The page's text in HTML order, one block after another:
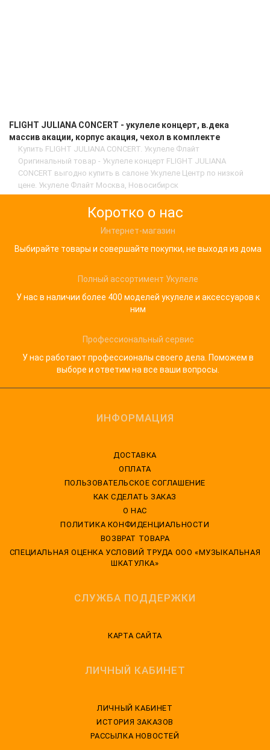
FLIGHT JULIANA CONCERT - укулеле концерт, в.дека
массив акации, корпус акация, чехол в комплекте
Купить FLIGHT JULIANA CONCERT. Укулеле Флайт
Оригинальный товар - Укулеле концерт FLIGHT JULIANA
CONCERT выгодно купить в салоне Укулеле Центр по низкой
цене. Укулеле Флайт Москва, Новосибирск
Коротко о нас
Интернет-магазин
Выбирайте товары и совершайте покупки, не выходя из дома
Полный ассортимент Укулеле
У нас в наличии более 400 моделей укулеле и аксессуаров к
ним
Профессиональный сервис
У нас работают профессионалы своего дела. Поможем в
выборе и ответим на все ваши вопросы.
ИНФОРМАЦИЯ
ДОСТАВКА
ОПЛАТА
ПОЛЬЗОВАТЕЛЬСКОЕ СОГЛАШЕНИЕ
КАК СДЕЛАТЬ ЗАКАЗ
О НАС
ПОЛИТИКА КОНФИДЕНЦИАЛЬНОСТИ
ВОЗВРАТ ТОВАРА
CПЕЦИАЛЬНАЯ ОЦЕНКА УСЛОВИЙ ТРУДА ООО «МУЗЫКАЛЬНАЯ
ШКАТУЛКА»
СЛУЖБА ПОДДЕРЖКИ
КАРТА САЙТА
ЛИЧНЫЙ КАБИНЕТ
ЛИЧНЫЙ КАБИНЕТ
ИСТОРИЯ ЗАКАЗОВ
РАССЫЛКА НОВОСТЕЙ